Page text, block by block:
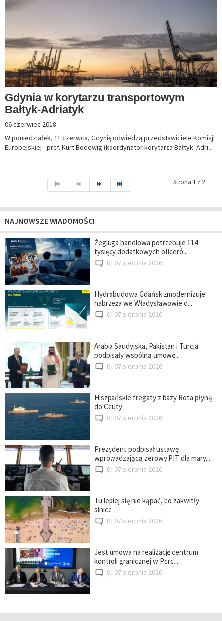
Gdynia w korytarzu transportowym
Bałtyk-Adriatyk
06 czerwiec 2018
W poniedziałek, 11 czerwca, Gdynię odwiedzą przedstawiciele Komisji
Europejskiej - prof. Kurt Bodewig (koordynator korytarza Bałtyk–Adri...
Strona 1 z 2
NAJNOWSZE WIADOMOŚCI
Żegluga handlowa potrzebuje 114
tysięcy dodatkowych oficeró...
0 | 07 sierpnia 2026
Hydrobudowa Gdańsk zmodernizuje
nabrzeża we Władysławowie d...
0 | 07 sierpnia 2026
Arabia Saudyjska, Pakistan i Turcja
podpisały wspólną umowę...
0 | 07 sierpnia 2026
Hiszpańskie fregaty z bazy Rota płyną
do Ceuty
0 | 07 sierpnia 2026
Prezydent podpisał ustawę
wprowadzającą zerowy PIT dla mary...
0 | 07 sierpnia 2026
Tu lepiej się nie kąpać, bo zakwitły
sinice
0 | 07 sierpnia 2026
Jest umowa na realizację centrum
kontroli granicznej w Porc...
0 | 07 sierpnia 2026